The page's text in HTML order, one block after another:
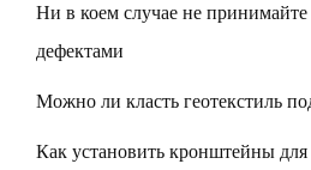
Ни в коем случае не принимайте
дефектами
Можно ли класть геотекстиль
Как установить кронштейны